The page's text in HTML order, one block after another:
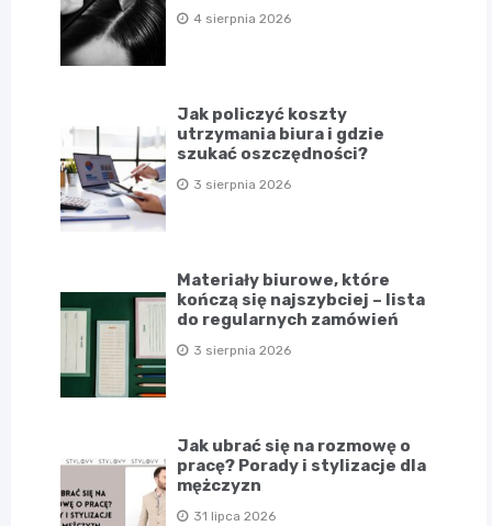
4 sierpnia 2026
Jak policzyć koszty
utrzymania biura i gdzie
szukać oszczędności?
3 sierpnia 2026
Materiały biurowe, które
kończą się najszybciej – lista
do regularnych zamówień
3 sierpnia 2026
Jak ubrać się na rozmowę o
pracę? Porady i stylizacje dla
mężczyzn
31 lipca 2026